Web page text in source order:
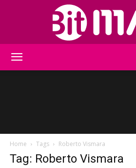
Home Tags Roberto Vismara
Tag: Roberto Vismara